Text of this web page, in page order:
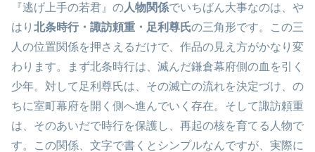
『逃げ上手の若君』の人物関係でいちばん大事なのは、や
はり 北条時行・諏訪頼重・足利尊氏の三角形です。この三
人の位置関係を押さえるだけで、作品の見え方がかなり変
わります。まず北条時行は、滅んだ鎌倉幕府側の血を引く
少年。対して足利尊氏は、その滅亡の流れを決定づけ、の
ちに室町幕府を開く側へ進んでいく存在。そして諏訪頼重
は、そのあいだで時行を保護し、再起の核を育てる人物で
す。この関係、文字で書くとシンプルなんですが、実際に